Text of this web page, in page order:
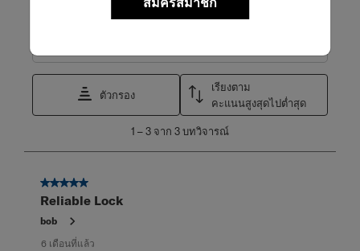
ค้นหาหัวข้อและตรวจสอบภูมิภาคการค้นหา
ตัวกรอง
เรียงตาม
คะแนนสูงสุดไปต่ำสุด
3
วิจารณ์
1 –3 จาก 3บทวิจารณ์
5 จาก 5 ดาว
Reliable Lock
bob
6 เดือนที่แล้ว